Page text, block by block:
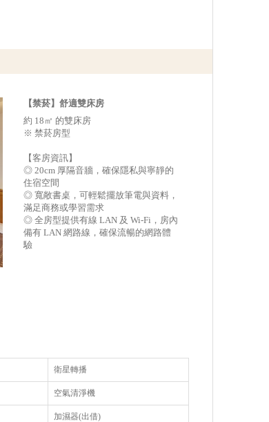
【禁菸】舒適雙床房
約 18㎡ 的雙床房
※ 禁菸房型
【客房資訊】
◎ 20cm 厚隔音牆，確保隱私與寧靜的
住宿空間
◎ 寬敞書桌，可輕鬆擺放筆電與資料，
滿足商務或學習需求
◎ 全房型提供有線 LAN 及 Wi-Fi，房內
備有 LAN 網路線，確保流暢的網路體
驗
衛星轉播
空氣清淨機
加濕器(出借)